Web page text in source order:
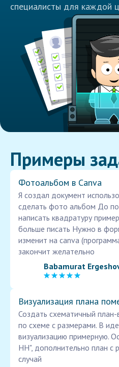
специалисты для каждой
Примеры
Фотоальбом в Canva
Я создал документ
сделать фото альбом До
написать квадратуру
больше писать Нужно в
изменит на canva
закончит желательно
Babamurat
Визуализация плана
Создать схематичный
по схеме с размерами. В
визуализацию примерную.
НН", дополнительно план с
случай